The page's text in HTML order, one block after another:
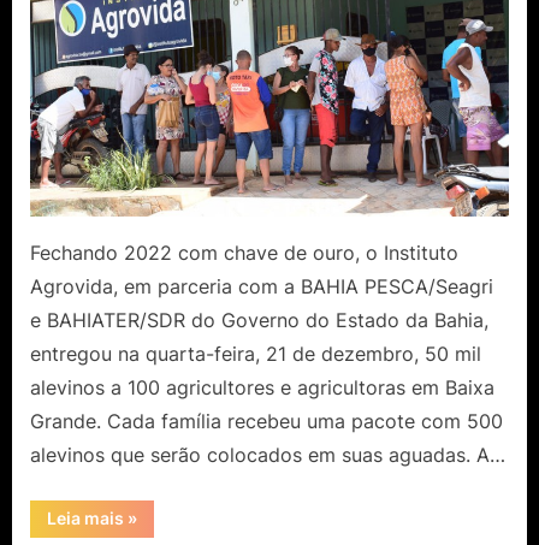
Fechando 2022 com chave de ouro, o Instituto
Agrovida, em parceria com a BAHIA PESCA/Seagri
e BAHIATER/SDR do Governo do Estado da Bahia,
entregou na quarta-feira, 21 de dezembro, 50 mil
alevinos a 100 agricultores e agricultoras em Baixa
Grande. Cada família recebeu uma pacote com 500
alevinos que serão colocados em suas aguadas. A…
Leia mais “Instituto
Agrovida
»